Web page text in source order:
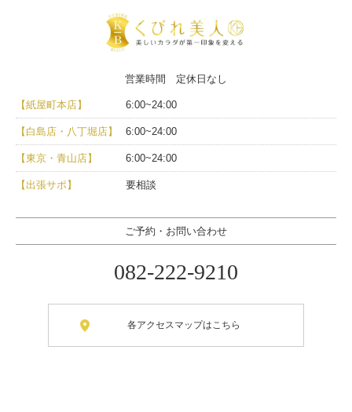
営業時間 定休日なし
【紙屋町本店】 6:00~24:00
【白島店・八丁堀店】 6:00~24:00
【東京・青山店】 6:00~24:00
【出張サポ】 要相談
ご予約・お問い合わせ
082-222-9210
各アクセスマップはこちら